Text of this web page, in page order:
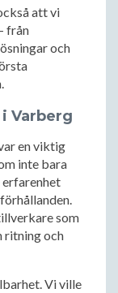
att vi
från
och
Varberg
en viktig
inte bara
erfarenhet
som
ritning och
Vi ville